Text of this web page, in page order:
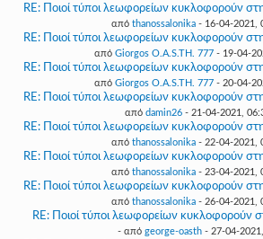
RE: Ποιοί τύποι λεωφορείων κυκλοφορούν
από thanossalonika - 16-04-2021,
RE: Ποιοί τύποι λεωφορείων κυκλοφορούν
από Giorgos O.A.S.TH. 777- 19-04-
RE: Ποιοί τύποι λεωφορείων κυκλοφορούν
από Giorgos O.A.S.TH. 777- 20-04-
RE: Ποιοί τύποι λεωφορείων κυκλοφορούν
από damin26 - 21-04-2021,
RE: Ποιοί τύποι λεωφορείων κυκλοφορούν
από thanossalonika - 22-04-2021,
RE: Ποιοί τύποι λεωφορείων κυκλοφορούν
από thanossalonika - 23-04-2021,
RE: Ποιοί τύποι λεωφορείων κυκλοφορούν
από thanossalonika - 26-04-2021,
RE: Ποιοί τύποι λεωφορείων κυκλοφορούν
- από george-oasth- 27-04-